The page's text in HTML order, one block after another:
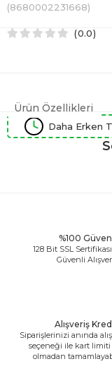
(8680002231668)
0.0
Ürün Özellikleri
Daha Erken
%100
128 Bit SSL
Güvenli
Alışveriş
Siparişlerinizi anında
seçeneği ile kart limiti
olmadan